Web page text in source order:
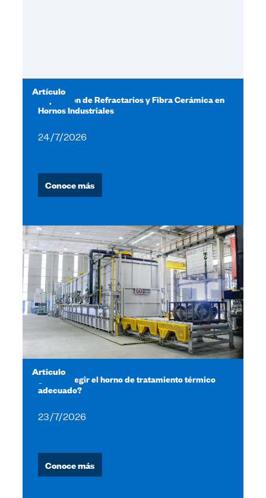
Artículo
Inspección de Refractarios y Fibra Cerámica en
Hornos Industriales
24/7/2026
Conoce más
Articulo
¿Cómo elegir el horno de tratamiento térmico
adecuado?
23/7/2026
Conoce más